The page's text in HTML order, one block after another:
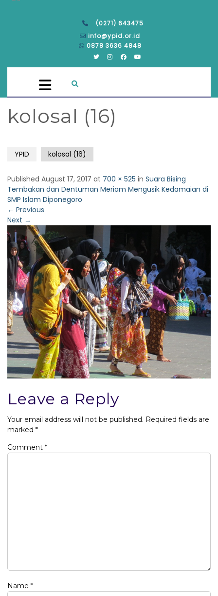
(0271) 643475
info@ypid.or.id
0878 3636 4848
kolosal (16)
YPID kolosal (16)
Published August 17, 2017 at 700 × 525 in Suara Bising
Tembakan dan Dentuman Meriam Mengusik Kedamaian di
SMP Islam Diponegoro
← Previous
Next →
Leave a Reply
Your email address will not be published. Required fields are
marked *
Comment *
Name *